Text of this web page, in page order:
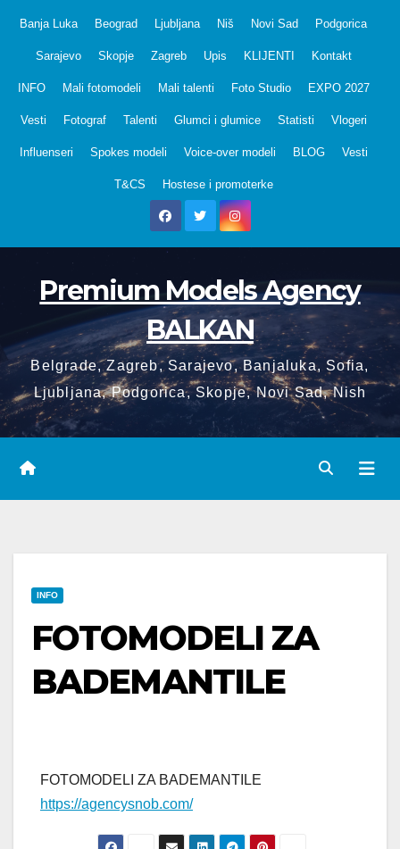
Banja Luka Beograd Ljubljana Niš Novi Sad Podgorica
Sarajevo Skopje Zagreb Upis KLIJENTI Kontakt
INFO Mali fotomodeli Mali talenti Foto Studio EXPO 2027
Vesti Fotograf Talenti Glumci i glumice Statisti Vlogeri
Influenseri Spokes modeli Voice-over modeli BLOG Vesti
T&CS Hostese i promoterke
Premium Models Agency
BALKAN
Belgrade, Zagreb, Sarajevo, Banjaluka, Sofia,
Ljubljana, Podgorica, Skopje, Novi Sad, Nish
INFO
FOTOMODELI ZA
BADEMANTILE
FOTOMODELI ZA BADEMANTILE
https://agencysnob.com/